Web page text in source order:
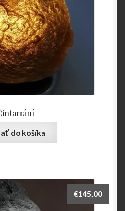
do košíka
€145,00